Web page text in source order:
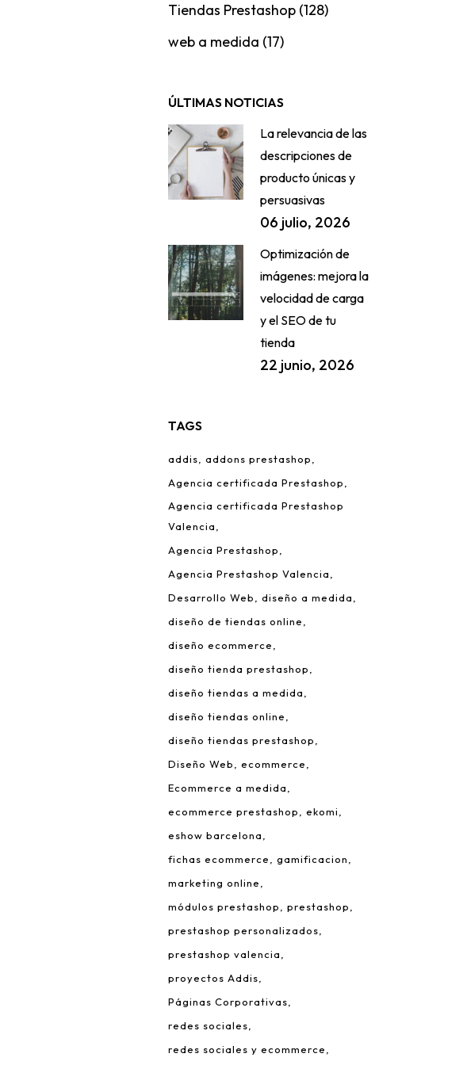
Tiendas Prestashop (128)
web a medida (17)
ÚLTIMAS NOTICIAS
La relevancia de las
descripciones de
producto únicas y
persuasivas
06 julio, 2026
Optimización de
imágenes: mejora la
velocidad de carga
y el SEO de tu
tienda
22 junio, 2026
TAGS
addis
addons prestashop
Agencia certificada Prestashop
Agencia certificada Prestashop
Valencia
Agencia Prestashop
Agencia Prestashop Valencia
Desarrollo Web
diseño a medida
diseño de tiendas online
diseño ecommerce
diseño tienda prestashop
diseño tiendas a medida
diseño tiendas online
diseño tiendas prestashop
Diseño Web
ecommerce
Ecommerce a medida
ecommerce prestashop
ekomi
eshow barcelona
fichas ecommerce
gamificacion
marketing online
módulos prestashop
prestashop
prestashop personalizados
prestashop valencia
proyectos Addis
Páginas Corporativas
redes sociales
redes sociales y ecommerce
C/ Leonardo da Vinci, 22.
Parque Tecnológico de Valencia.
46980 Paterna – Valencia
info@addis.es
(+34) 96 134 46 64